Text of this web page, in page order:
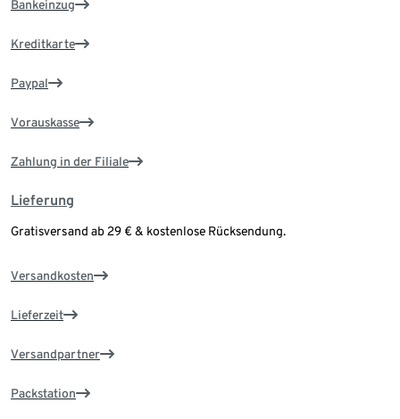
Bankeinzug
Kreditkarte
Paypal
Vorauskasse
Zahlung in der Filiale
Lieferung
Gratisversand ab 29 € & kostenlose Rücksendung.
Versandkosten
Lieferzeit
Versandpartner
Packstation